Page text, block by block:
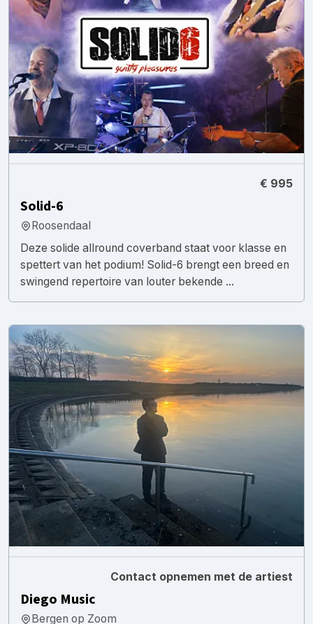
€ 995
Solid-6
Roosendaal
Deze solide allround coverband staat voor klasse en
spettert van het podium! Solid-6 brengt een breed en
swingend repertoire van louter bekende ...
Contact opnemen met de artiest
Diego Music
Bergen op Zoom